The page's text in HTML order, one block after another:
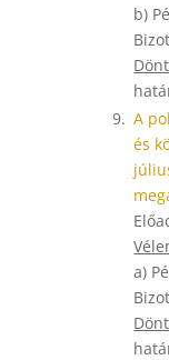
b)
9. A
és
a)